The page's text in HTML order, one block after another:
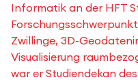
Informatik an der HFT
Zwillinge, 3D-
Visualisierung
war er Studiendekan